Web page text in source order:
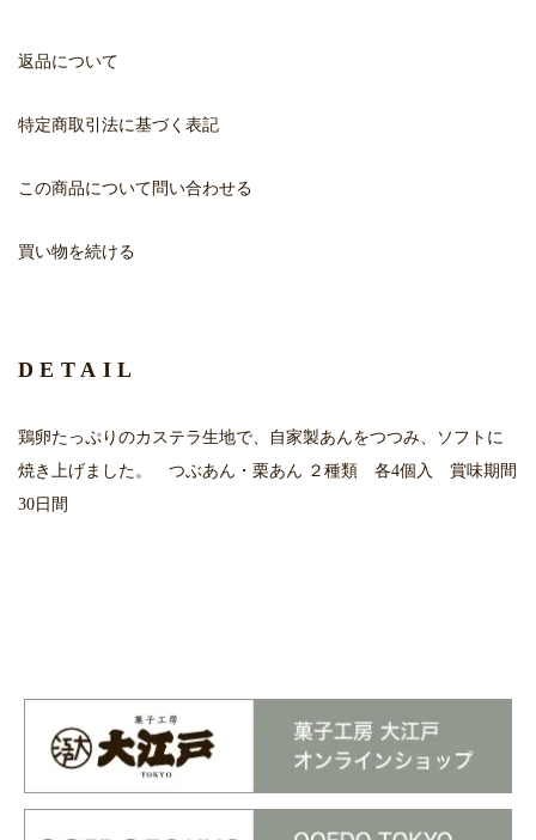
返品について
特定商取引法に基づく表記
この商品について問い合わせる
買い物を続ける
DETAIL
鶏卵たっぷりのカステラ生地で、自家製あんをつつみ、ソフトに
焼き上げました。 つぶあん・栗あん ２種類 各4個入 賞味期間
30日間